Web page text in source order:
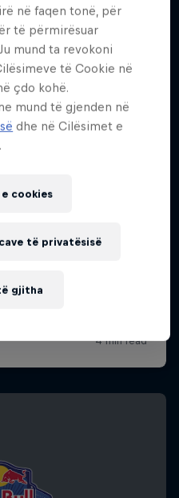
në faqen tonë, për
të përmirësuar
mund ta revokoni
të Cookie në
çdo kohë.
mund të gjenden në
dhe në Cilësimet e
cookies
gjitha
të privatësisë